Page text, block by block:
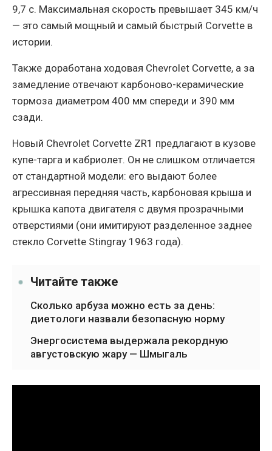
9,7 с. Максимальная скорость превышает 345 км/ч
— это самый мощный и самый быстрый Corvette в
истории.
Также доработана ходовая Chevrolet Corvette, а за
замедление отвечают карбоново-керамические
тормоза диаметром 400 мм спереди и 390 мм
сзади.
Новый Chevrolet Corvette ZR1 предлагают в кузове
купе-тарга и кабриолет. Он не слишком отличается
от стандартной модели: его выдают более
агрессивная передняя часть, карбоновая крыша и
крышка капота двигателя с двумя прозрачными
отверстиями (они имитируют разделенное заднее
стекло Corvette Stingray 1963 года).
Читайте также
Сколько арбуза можно есть за день:
диетологи назвали безопасную норму
Энергосистема выдержала рекордную
августовскую жару — Шмыгаль